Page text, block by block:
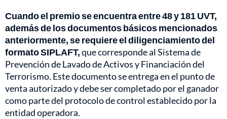
Cuando el premio se encuentra entre 48 y 181 UVT,
además de los documentos básicos mencionados
anteriormente, se requiere el diligenciamiento del
formato SIPLAFT,que corresponde al Sistema de
Prevención de Lavado de Activos y Financiación del
Terrorismo. Este documento se entrega en el punto de
venta autorizado y debe ser completado por el ganador
como parte del protocolo de control establecido por la
entidad operadora.